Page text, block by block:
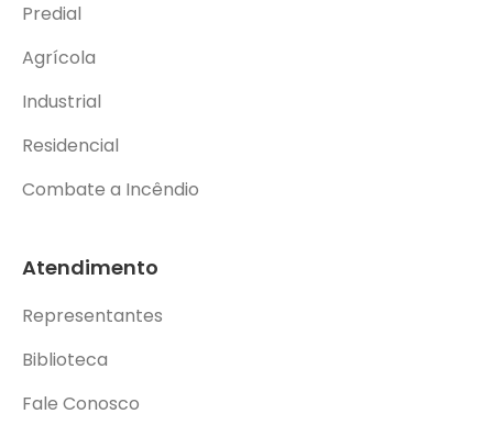
Predial
Agrícola
Industrial
Residencial
Combate a Incêndio
Atendimento
Representantes
Biblioteca
Fale Conosco